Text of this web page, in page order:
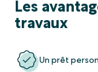
Les
travaux
Un prêt